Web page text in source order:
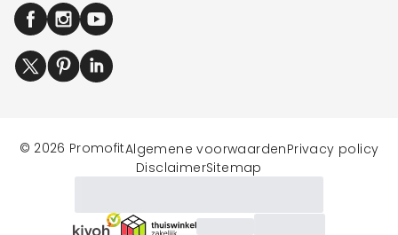
© 2026 PromofitAlgemene voorwaardenPrivacy policy
DisclaimerSitemap